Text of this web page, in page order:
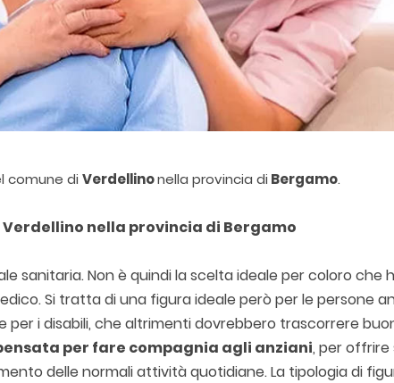
comune di Verdellinonella provincia di Bergamo.
nella provincia di Bergamo
sanitaria. Non è quindi la scelta ideale per coloro che
Si tratta di una figura ideale però per le persone
i disabili, che altrimenti dovrebbero trascorrere
per fare compagnia agli anziani, per
delle normali attività quotidiane. La tipologia di